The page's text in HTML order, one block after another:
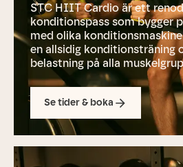
STC HIIT Cardio är ett
konditionspass som bygger
med olika
en allsidig konditionsträning
belastning på alla
Se tider & boka